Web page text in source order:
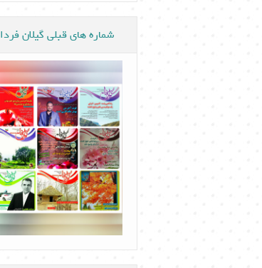
شماره های قبلی گیلان فردا